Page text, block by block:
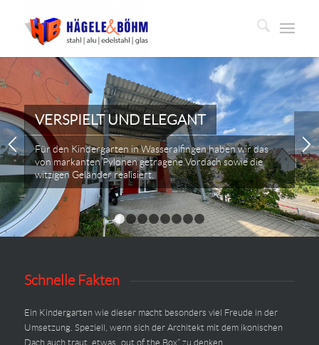
1 2 3 4 5 6 7 8
VERSPIELT UND ELEGANT
Für den Kindergarten in Wasseralfingen haben wir das
von markanten Pylonen getragene Vordach sowie die
witzigen Geländer realisiert.
Schnelle Fakten
Ein Kindergarten wie dieser macht besonders viel Freude in der
Umsetzung. Speziell, wenn sich der Architekt mit dem ikonischen
Dach auch traut, etwas „out of the Box“ zu denken.